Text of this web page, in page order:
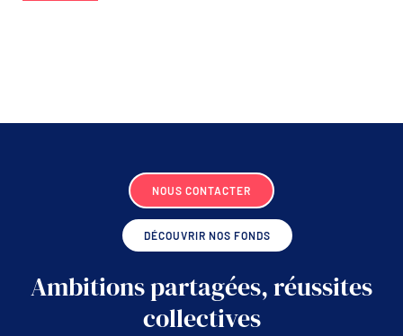
NOUS CONTACTER
DÉCOUVRIR NOS FONDS
Ambitions partagées, réussites
collectives